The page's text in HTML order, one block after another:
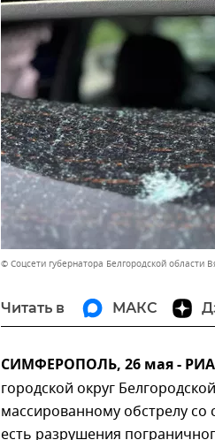
© Соцсети губернатора Белгородской области
Читать в МАКС
СИМФЕРОПОЛЬ, 26 мая -
городской округ
массированному обстрелу со
есть разрушения